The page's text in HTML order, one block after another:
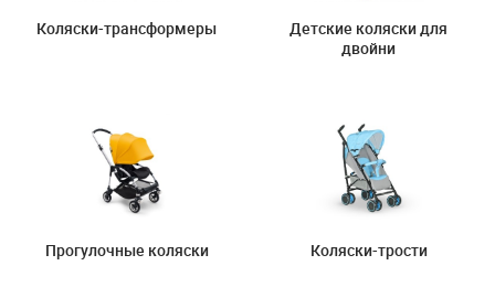
Коляски-трансформеры
Детские коляски для
двойни
Прогулочные коляски Коляски-трости